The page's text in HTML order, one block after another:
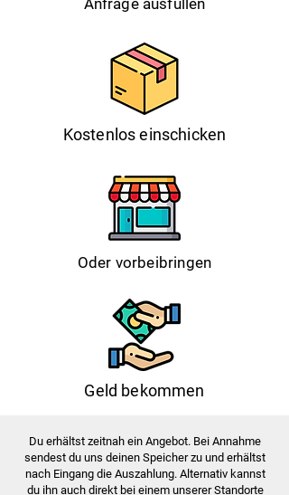
Kostenlos einschicken
Oder vorbeibringen
Geld bekommen
Du erhältst zeitnah ein Angebot. Bei Annahme
sendest du uns deinen Speicher zu und erhältst
nach Eingang die Auszahlung. Alternativ kannst
du ihn auch direkt bei einem unserer Standorte